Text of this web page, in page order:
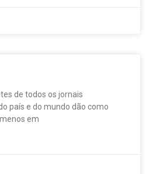
de todos os jornais
país e do mundo dão como
em